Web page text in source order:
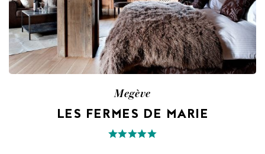
Megève
LES FERMES DE MARIE